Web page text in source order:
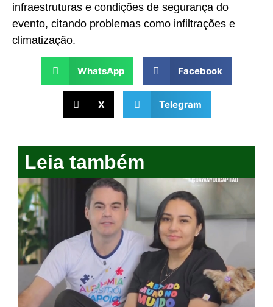
infraestruturas e condições de segurança do
evento, citando problemas como infiltrações e
climatização.
WhatsApp Facebook
X Telegram
Leia também